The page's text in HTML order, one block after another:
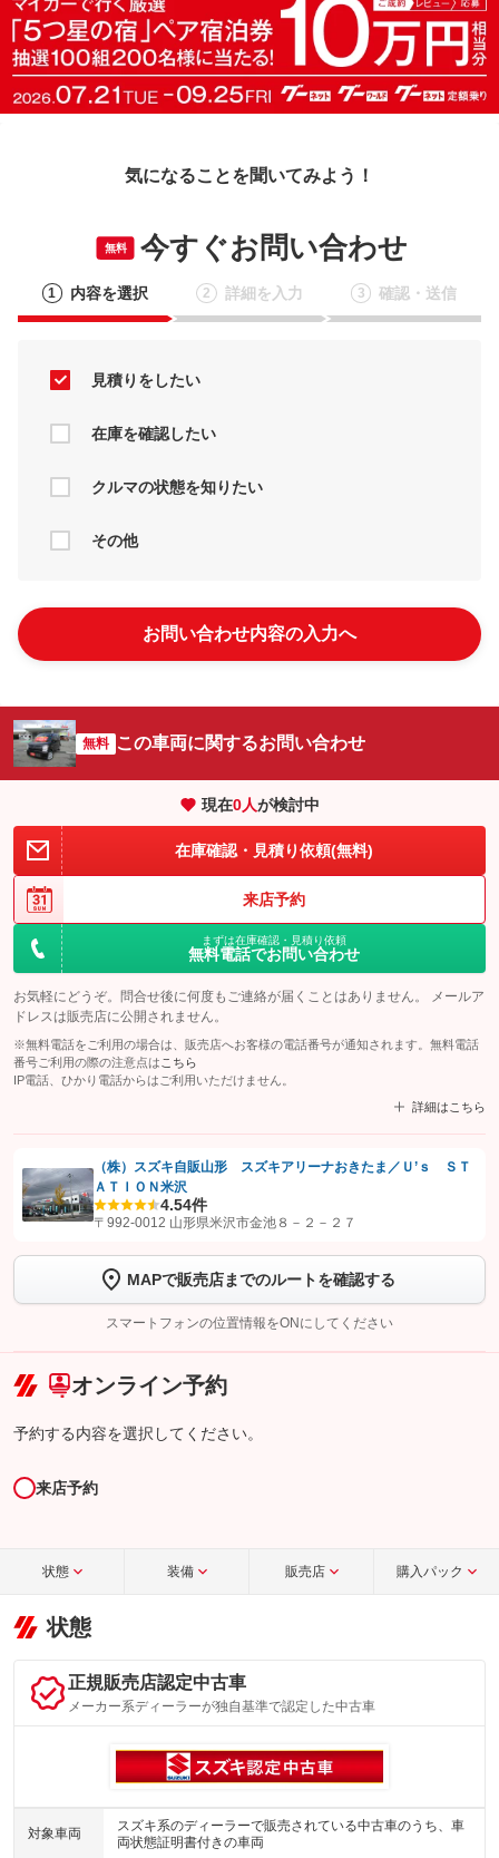
気になることを聞いてみよう！
無料 今すぐお問い合わせ
1 内容を選択 2 詳細を入力 3 確認・送信
見積りをしたい
在庫を確認したい
クルマの状態を知りたい
その他
お問い合わせ内容の入力へ
無料 この車両に関するお問い合わせ
現在0人が検討中
在庫確認・見積り依頼(無料)
来店予約
まずは在庫確認・見積り依頼
無料電話でお問い合わせ
お気軽にどうぞ。問合せ後に何度もご連絡が届くことはありません。 メールア
ドレスは販売店に公開されません。
※無料電話をご利用の場合は、販売店へお客様の電話番号が通知されます。無料電話
番号ご利用の際の注意点は こちら
IP電話、ひかり電話からはご利用いただけません。
詳細はこちら
【STEP1】認証画面でグーネットを友だち追加してから「許可する」ボタンを押
します
【STEP2】 トーク画面で
完了してください。
こちら
（株）スズキ自販山形 スズキアリーナおきたま／Ｕ’ｓ ＳＴ
ＡＴＩＯＮ米沢
4.54件
〒992-0012 山形県米沢市金池８－２－２７
MAPで販売店までのルートを確認する
スマートフォンの位置情報をONにしてください
オンライン予約
予約する内容を選択してください。
来店予約
状態 装備 販売店 購入パック
状態
正規販売店認定中古車
メーカー系ディーラーが独自基準で認定した中古車
対象車両
スズキ系のディーラーで販売されている中古車のうち、車
両状態証明書付きの車両